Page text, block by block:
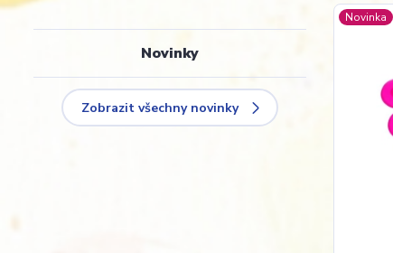
Novinka
Novinky
Zobrazit všechny novinky